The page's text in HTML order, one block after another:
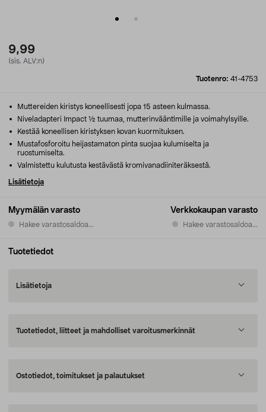
9,99
(sis. ALV:n)
Tuotenro: 41-4753
Myymälän varasto
Hakee varastosaldoa...
Verkkokaupan varasto
Hakee varastosaldoa...
Muttereiden kiristys koneellisesti jopa 15 asteen kulmassa.
Niveladapteri Impact ½ tuumaa, mutterinvääntimille ja voimahylsyille.
Kestää koneellisen kiristyksen kovan kuormituksen.
Mustafosforoitu heijastamaton pinta suojaa kulumiselta ja
ruostumiselta.
Valmistettu kulutusta kestävästä kromivanadiiniteräksestä.
Lisätietoja
Tuotetiedot
Lisätietoja
Tuotetiedot, liitteet ja mahdolliset varoitusmerkinnät
Ostotiedot, toimitukset ja palautukset